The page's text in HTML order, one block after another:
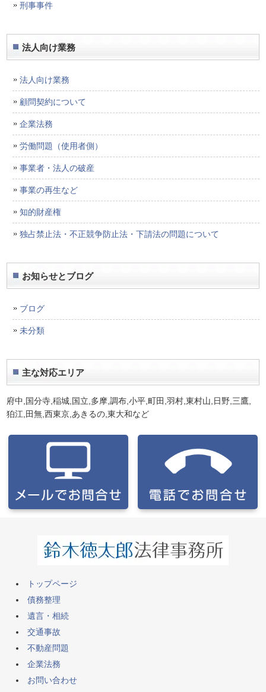
刑事事件
法人向け業務
法人向け業務
顧問契約について
企業法務
労働問題（使用者側）
事業者・法人の破産
事業の再生など
知的財産権
独占禁止法・不正競争防止法・下請法の問題について
お知らせとブログ
ブログ
未分類
主な対応エリア
府中,国分寺,稲城,国立,多摩,調布,小平,町田,羽村,東村山,日野,三鷹,
狛江,田無,西東京,あきるの,東大和など
トップページ
債務整理
遺言・相続
交通事故
不動産問題
企業法務
お問い合わせ